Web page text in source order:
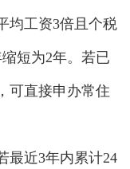
均工资3倍且个税
短为2年。若已
可直接申办常住
近3年内累计24